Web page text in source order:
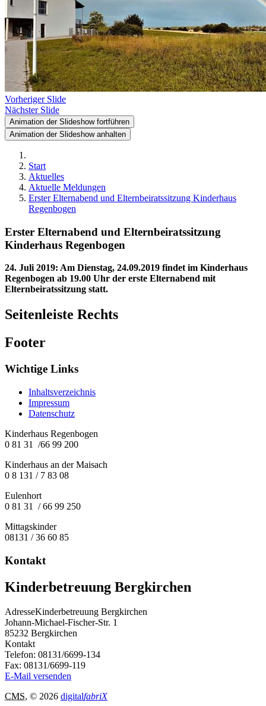
Vorheriger Slide
Nächster Slide
Animation der Slideshow fortführen
Animation der Slideshow anhalten
Start
Aktuelles
Aktuelle Meldungen
Erster Elternabend und Elternbeiratssitzung Kinderhaus
Regenbogen
Erster Elternabend und Elternbeiratssitzung
Kinderhaus Regenbogen
24. Juli 2019: Am Dienstag, 24.09.2019 findet im Kinderhaus
Regenbogen ab 19.00 Uhr der erste Elternabend mit
Elternbeiratssitzung statt.
Seitenleiste Rechts
Footer
Wichtige Links
Inhaltsverzeichnis
Impressum
Datenschutz
Kinderhaus Regenbogen
0 81 31 /66 99 200
Kinderhaus an der Maisach
0 8 131 / 7 83 08
Eulenhort
0 81 31 / 66 99 250
Mittagskinder
08131 / 36 60 85
Kontakt
Kinderbetreuung Bergkirchen
AdresseKinderbetreuung Bergkirchen
Johann-Michael-Fischer-Str. 1
85232 Bergkirchen
Kontakt
Telefon: 08131/6699-134
Fax: 08131/6699-119
E-Mail versenden
CMS, © 2026 digitalfabriX